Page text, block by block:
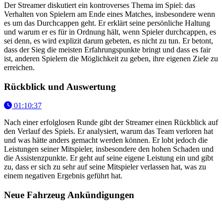
Der Streamer diskutiert ein kontroverses Thema im Spiel: das
Verhalten von Spielern am Ende eines Matches, insbesondere wenn
es um das Durchcappen geht. Er erklärt seine persönliche Haltung
und warum er es für in Ordnung hält, wenn Spieler durchcappen, es
sei denn, es wird explizit darum gebeten, es nicht zu tun. Er betont,
dass der Sieg die meisten Erfahrungspunkte bringt und dass es fair
ist, anderen Spielern die Möglichkeit zu geben, ihre eigenen Ziele zu
erreichen.
Rückblick und Auswertung
01:10:37
Nach einer erfolglosen Runde gibt der Streamer einen Rückblick auf
den Verlauf des Spiels. Er analysiert, warum das Team verloren hat
und was hätte anders gemacht werden können. Er lobt jedoch die
Leistungen seiner Mitspieler, insbesondere den hohen Schaden und
die Assistenzpunkte. Er geht auf seine eigene Leistung ein und gibt
zu, dass er sich zu sehr auf seine Mitspieler verlassen hat, was zu
einem negativen Ergebnis geführt hat.
Neue Fahrzeug Ankündigungen